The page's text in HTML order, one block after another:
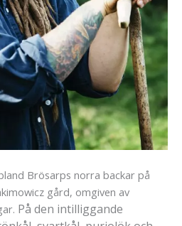
Brösarps norra backar på
gård, omgiven av
På den intilliggande